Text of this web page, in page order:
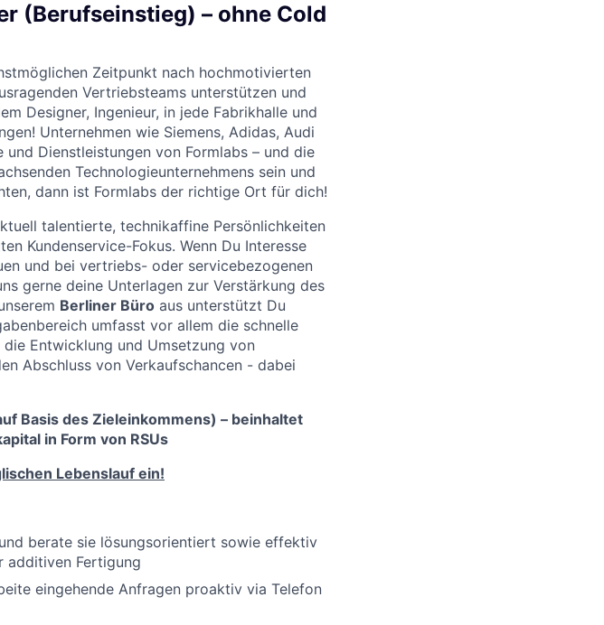
(Berufseinstieg) – ohne Cold
Zeitpunkt nach hochmotivierten
Vertriebsteams unterstützen und
Designer, Ingenieur, in jede Fabrikhalle und
Unternehmen wie Siemens, Adidas, Audi
Dienstleistungen von Formlabs – und die
Technologieunternehmens sein und
dann ist Formlabs der richtige Ort für dich!
talentierte, technikaffine Persönlichkeiten
Kundenservice-Fokus. Wenn Du Interesse
und bei vertriebs- oder servicebezogenen
gerne deine Unterlagen zur Verstärkung des
Berliner Büro aus unterstützt Du
umfasst vor allem die schnelle
Entwicklung und Umsetzung von
Abschluss von Verkaufschancen - dabei
Basis des Zieleinkommens) – beinhaltet
in Form von RSUs
Lebenslauf ein!
berate sie lösungsorientiert sowie effektiv
additiven Fertigung
eingehende Anfragen proaktiv via Telefon